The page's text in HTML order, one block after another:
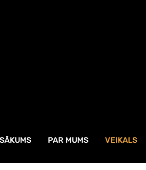
SĀKUMS PAR MUMS VEIKALS